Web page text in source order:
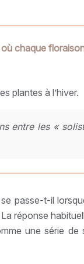
chaque
plantes à l’hiver.
entre les «
t-il
réponse
une série